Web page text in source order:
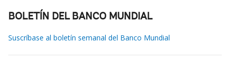
BOLETÍN DEL BANCO MUNDIAL
Suscríbase al boletín semanal del Banco Mundial